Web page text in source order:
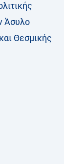
Άσυλο
Θεσμικής